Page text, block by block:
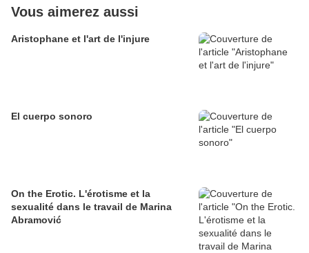
Vous aimerez aussi
Aristophane et l'art de l'injure
El cuerpo sonoro
On the Erotic. L'érotisme et la
sexualité dans le travail de Marina
Abramović